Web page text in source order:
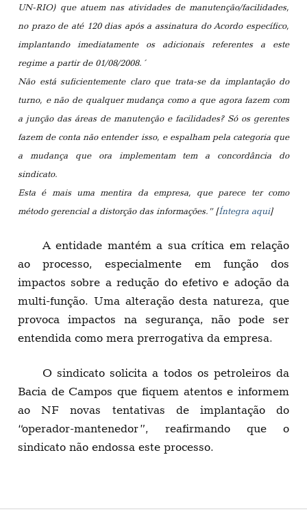
UN-RIO) que atuem nas atividades de manutenção/facilidades,
no prazo de até 120 dias após a assinatura do Acordo específico,
implantando imediatamente os adicionais referentes a este
regime a partir de 01/08/2008.´
Não está suficientemente claro que trata-se da implantação do
turno, e não de qualquer mudança como a que agora fazem com
a junção das áreas de manutenção e facilidades? Só os gerentes
fazem de conta não entender isso, e espalham pela categoria que
a mudança que ora implementam tem a concordância do
sindicato.
Esta é mais uma mentira da empresa, que parece ter como
método gerencial a distorção das informações.” [Íntegra aqui]
A entidade mantém a sua crítica em relação
ao processo, especialmente em função dos
impactos sobre a redução do efetivo e adoção da
multi-função. Uma alteração desta natureza, que
provoca impactos na segurança, não pode ser
entendida como mera prerrogativa da empresa.
O sindicato solicita a todos os petroleiros da
Bacia de Campos que fiquem atentos e informem
ao NF novas tentativas de implantação do
“operador-mantenedor”, reafirmando que o
sindicato não endossa este processo.